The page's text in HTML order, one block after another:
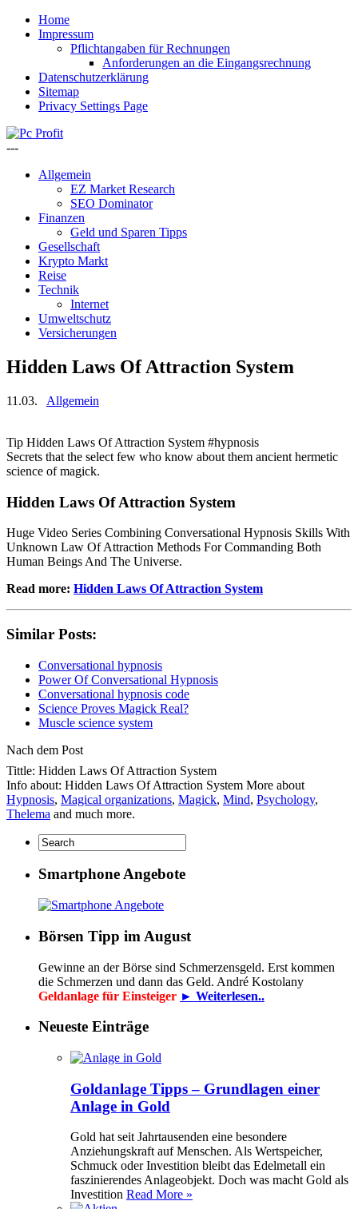
Home
Impressum
Pflichtangaben für Rechnungen
Anforderungen an die Eingangsrechnung
Datenschutzerklärung
Sitemap
Privacy Settings Page
---
Allgemein
EZ Market Research
SEO Dominator
Finanzen
Geld und Sparen Tipps
Gesellschaft
Krypto Markt
Reise
Technik
Internet
Umweltschutz
Versicherungen
Hidden Laws Of Attraction System
11.03. Allgemein
Tip Hidden Laws Of Attraction System #hypnosis
Secrets that the select few who know about them ancient hermetic
science of magick.
Hidden Laws Of Attraction System
Huge Video Series Combining Conversational Hypnosis Skills With
Unknown Law Of Attraction Methods For Commanding Both
Human Beings And The Universe.
Read more: Hidden Laws Of Attraction System
Similar Posts:
Conversational hypnosis
Power Of Conversational Hypnosis
Conversational hypnosis code
Science Proves Magick Real?
Muscle science system
Nach dem Post
Tittle: Hidden Laws Of Attraction System
Info about: Hidden Laws Of Attraction System More about
Hypnosis, Magical organizations, Magick, Mind, Psychology,
Thelema and much more.
Smartphone Angebote
Börsen Tipp im August
Gewinne an der Börse sind Schmerzensgeld. Erst kommen
die Schmerzen und dann das Geld. André Kostolany
Geldanlage für Einsteiger ► Weiterlesen..
Neueste Einträge
Goldanlage Tipps – Grundlagen einer
Anlage in Gold
Gold hat seit Jahrtausenden eine besondere
Anziehungskraft auf Menschen. Als Wertspeicher,
Schmuck oder Investition bleibt das Edelmetall ein
faszinierendes Anlageobjekt. Doch was macht Gold als
Investition Read More »